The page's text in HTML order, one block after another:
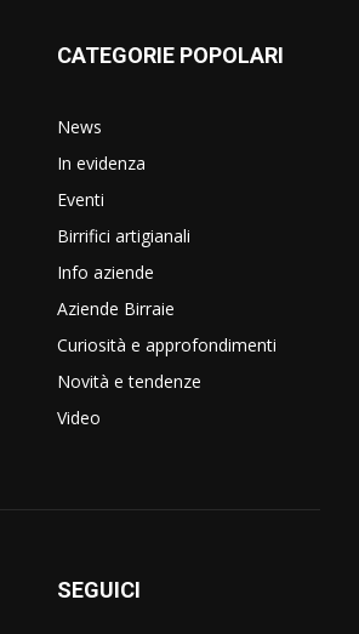
CATEGORIE POPOLARI
News
In evidenza
Eventi
Birrifici artigianali
Info aziende
Aziende Birraie
Curiosità e approfondimenti
Novità e tendenze
Video
SEGUICI